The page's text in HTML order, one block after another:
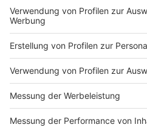
Nutzungsbedingungen